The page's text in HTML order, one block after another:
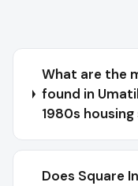
What are the
found in
1980s
Does Square